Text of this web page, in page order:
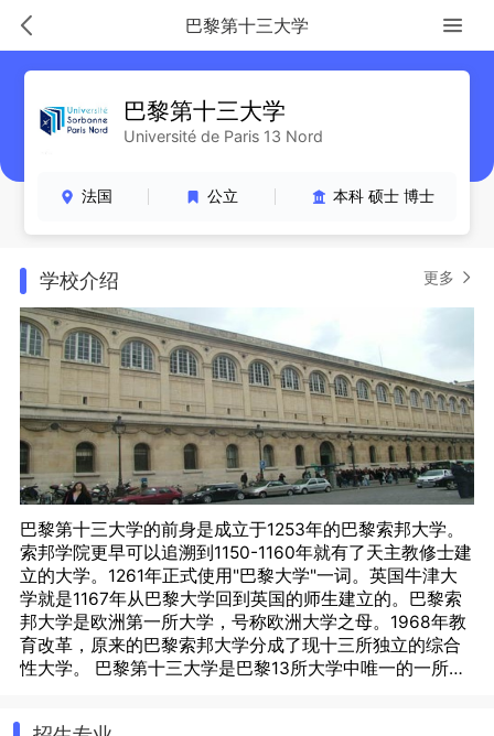
巴黎第十三大学
巴黎第十三大学
Université de Paris 13 Nord
法国 公立 本科 硕士 博士
学校介绍 更多
巴黎第十三大学的前身是成立于1253年的巴黎索邦大学。
索邦学院更早可以追溯到1150-1160年就有了天主教修士建
立的大学。1261年正式使用"巴黎大学"一词。英国牛津大
学就是1167年从巴黎大学回到英国的师生建立的。巴黎索
邦大学是欧洲第一所大学，号称欧洲大学之母。1968年教
育改革，原来的巴黎索邦大学分成了现十三所独立的综合
性大学。 巴黎第十三大学是巴黎13所大学中唯一的一所学